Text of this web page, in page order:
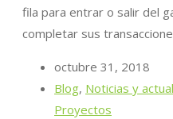
fila para entrar o salir del
completar sus
octubre 31, 2018
Blog, Noticias y
Proyectos